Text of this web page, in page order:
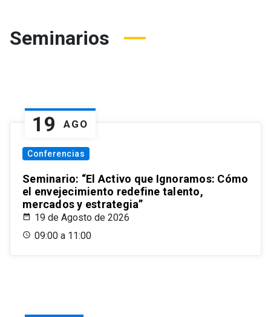
Seminarios
19 AGO
Conferencias
Seminario: “El Activo que Ignoramos: Cómo
el envejecimiento redefine talento,
mercados y estrategia”
19 de Agosto de 2026
09:00 a 11:00